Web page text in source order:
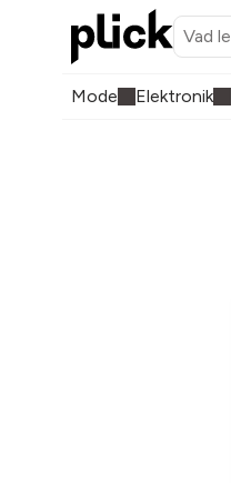
Mode Elektronik